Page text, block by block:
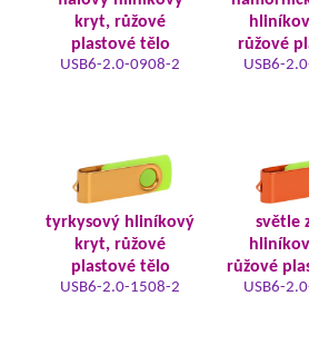
kryt, růžové
plastové tělo
USB6-2.0-0908-2
růžové
USB6-
tyrkysový hliníkový
kryt, růžové
plastové tělo
USB6-2.0-1508-2
světle
růžové
USB6-